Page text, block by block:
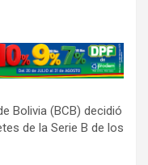
Bolivia (BCB) decidió
de la Serie B de los